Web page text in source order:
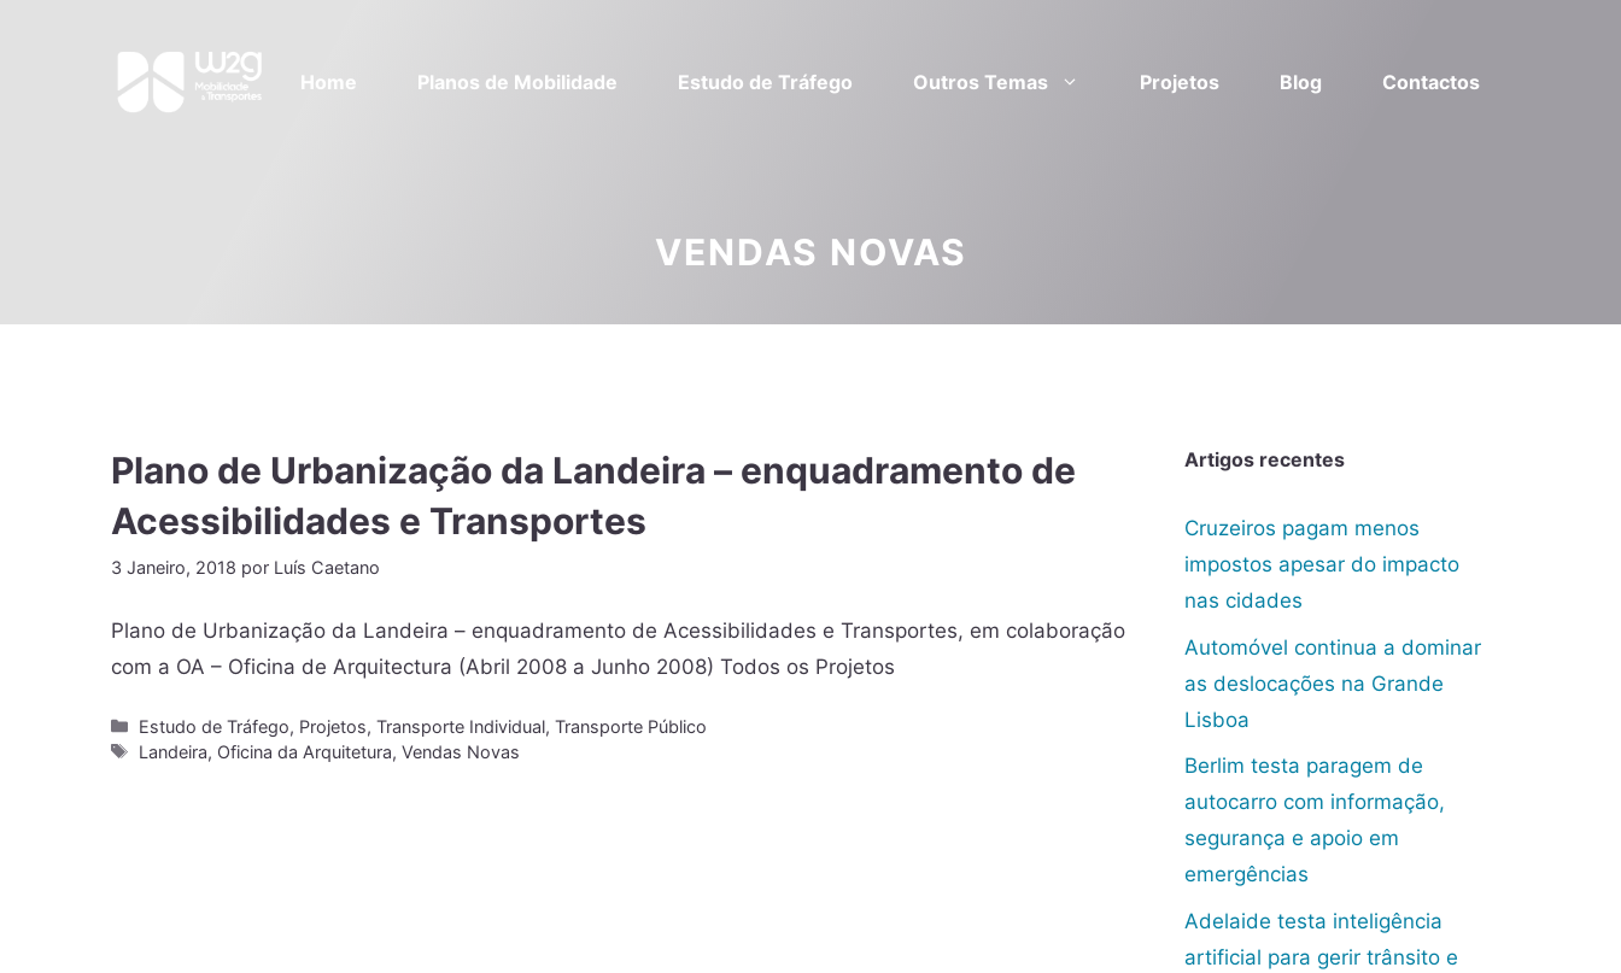
Home Planos de Mobilidade Estudo de Tráfego Outros Temas Projetos Blog Contactos
VENDAS NOVAS
Plano de Urbanização da Landeira – enquadramento de
Acessibilidades e Transportes
3 Janeiro, 2018 por Luís Caetano
Plano de Urbanização da Landeira – enquadramento de Acessibilidades e Transportes, em colaboração
com a OA – Oficina de Arquitectura (Abril 2008 a Junho 2008) Todos os Projetos
Estudo de Tráfego, Projetos,Transporte Individual,Transporte Público
Landeira, Oficina da Arquitetura,Vendas Novas
Artigos recentes
Cruzeiros pagam menos
impostos apesar do impacto
nas cidades
Automóvel continua a dominar
as deslocações na Grande
Lisboa
Berlim testa paragem de
autocarro com informação,
segurança e apoio em
emergências
Adelaide testa inteligência
artificial para gerir trânsito e